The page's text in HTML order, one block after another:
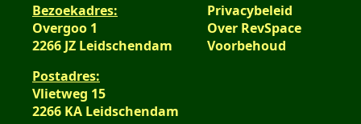
Bezoekadres:
Overgoo 1
2266 JZ Leidschendam
Postadres:
Vlietweg 15
2266 KA Leidschendam
Privacybeleid
Over RevSpace
Voorbehoud